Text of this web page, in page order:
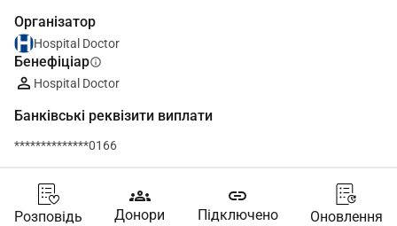
Організатор
Hospital Doctor
Бенефіціарinfo
Hospital Doctor
Банківські реквізити виплати
**************0166
Розповідь
groups
Донори
link
Підключено Оновлення